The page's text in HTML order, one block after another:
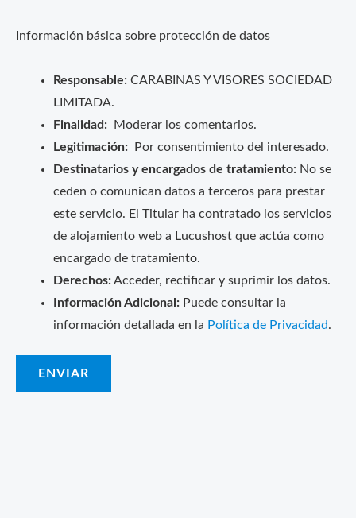
Información básica sobre protección de datos
Responsable:CARABINAS Y VISORES SOCIEDAD
LIMITADA.
Finalidad:Moderar los comentarios.
Legitimación:Por consentimiento del interesado.
Destinatarios y encargados de tratamiento:No se
ceden o comunican datos a terceros para prestar
este servicio. El Titular ha contratado los servicios
de alojamiento web a Lucushost que actúa como
encargado de tratamiento.
Derechos:Acceder, rectificar y suprimir los datos.
Información Adicional:Puede consultar la
información detallada en la Política de Privacidad .